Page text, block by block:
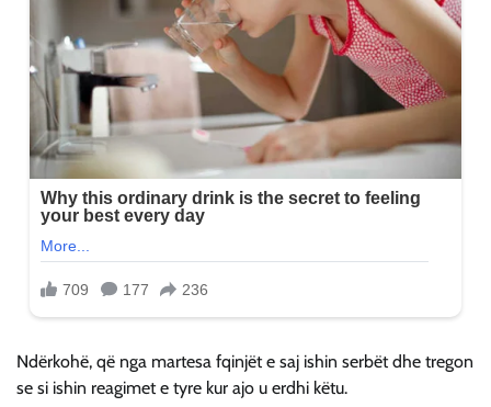
Ndërkohë, që nga martesa fqinjët e saj ishin serbët dhe tregon
se si ishin reagimet e tyre kur ajo u erdhi këtu.